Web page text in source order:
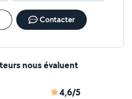
Contacter
nous évaluent
4,6/5